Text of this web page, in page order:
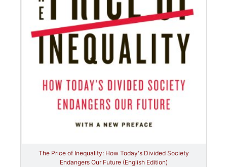
The Price of Inequality: How Today's Divided Society
Endangers Our Future (English Edition)